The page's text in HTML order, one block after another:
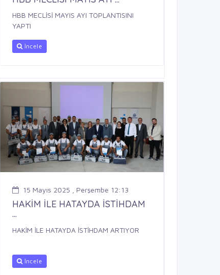
HBB MECLİSİ MAYIS AYI TOPLANTISINI
YAPTI
İncele
15 Mayıs 2025 , Perşembe 12:13
HAKİM İLE HATAYDA İSTİHDAM
...
HAKİM İLE HATAYDA İSTİHDAM ARTIYOR
İncele